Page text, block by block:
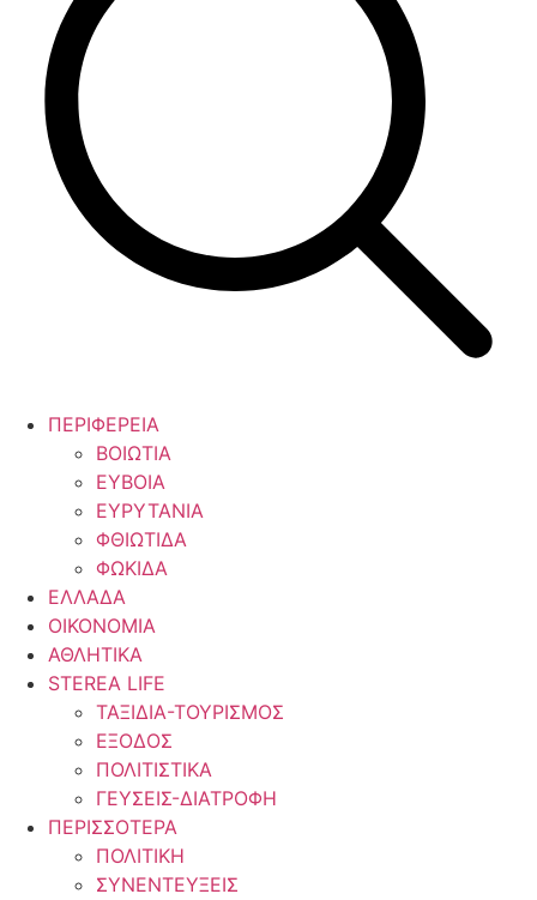
ΠΕΡΙΦΕΡΕΙΑ
ΒΟΙΩΤΙΑ
ΕΥΒΟΙΑ
ΕΥΡΥΤΑΝΙΑ
ΦΘΙΩΤΙΔΑ
ΦΩΚΙΔΑ
ΕΛΛΑΔΑ
ΟΙΚΟΝΟΜΙΑ
ΑΘΛΗΤΙΚΑ
STEREA LIFE
ΤΑΞΙΔΙΑ-ΤΟΥΡΙΣΜΟΣ
ΕΞΟΔΟΣ
ΠΟΛΙΤΙΣΤΙΚΑ
ΓΕΥΣΕΙΣ-ΔΙΑΤΡΟΦΗ
ΠΕΡΙΣΣΟΤΕΡΑ
ΠΟΛΙΤΙΚΗ
ΣΥΝΕΝΤΕΥΞΕΙΣ